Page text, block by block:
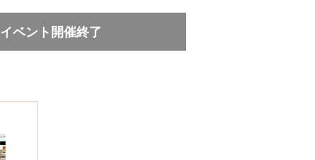
イベント開催終了